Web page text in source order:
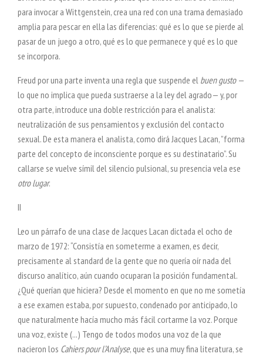
para invocar a Wittgenstein, crea una red con una trama demasiado
amplia para pescar en ella las diferencias: qué es lo que se pierde al
pasar de un juego a otro, qué es lo que permanece y qué es lo que
se incorpora.
Freud por una parte inventa una regla que suspende el buen gusto—
lo que no implica que pueda sustraerse a la ley del agrado— y, por
otra parte, introduce una doble restricción para el analista:
neutralización de sus pensamientos y exclusión del contacto
sexual. De esta manera el analista, como dirá Jacques Lacan, ”forma
parte del concepto de inconsciente porque es su destinatario”. Su
callarse se vuelve símil del silencio pulsional, su presencia vela ese
otro lugar.
II
Leo un párrafo de una clase de Jacques Lacan dictada el ocho de
marzo de 1972: “Consistía en someterme a examen, es decir,
precisamente al standard de la gente que no quería oír nada del
discurso analítico, aún cuando ocuparan la posición fundamental.
¿Qué querían que hiciera? Desde el momento en que no me sometía
a ese examen estaba, por supuesto, condenado por anticipado, lo
que naturalmente hacía mucho más fácil cortarme la voz. Porque
una voz, existe (...) Tengo de todos modos una voz de la que
nacieron los Cahiers pour l’Analyse, que es una muy fina literatura, se